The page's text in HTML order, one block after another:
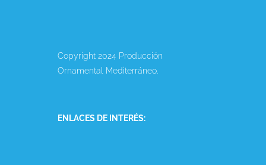
Copyright 2024 Producción
Ornamental Mediterráneo.
ENLACES DE INTERÉS: